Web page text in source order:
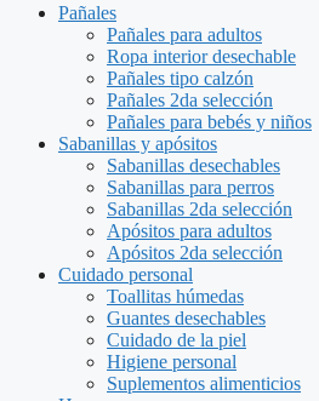
Pañales
Pañales para adultos
Ropa interior desechable
Pañales tipo calzón
Pañales 2da selección
Pañales para bebés y niños
Sabanillas y apósitos
Sabanillas desechables
Sabanillas para perros
Sabanillas 2da selección
Apósitos para adultos
Apósitos 2da selección
Cuidado personal
Toallitas húmedas
Guantes desechables
Cuidado de la piel
Higiene personal
Suplementos alimenticios